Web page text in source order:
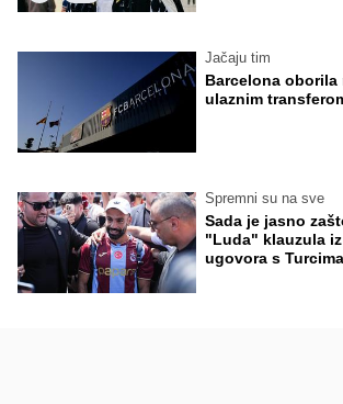
Jačaju tim
Barcelona oborila
ulaznim
Spremni su na sve
Sada je jasno
"Luda" klauzula
ugovora s